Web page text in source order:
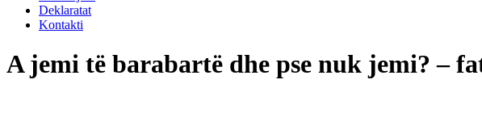
Deklaratat
Kontakti
A jemi të barabartë dhe pse nuk jemi? –